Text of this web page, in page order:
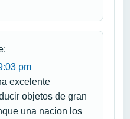
pm
excelente
objetos de gran
una nacion los